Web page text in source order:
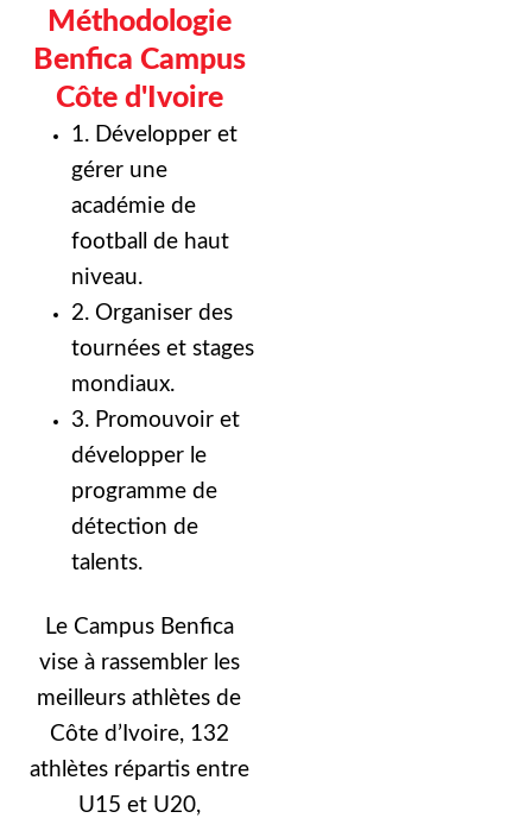
Méthodologie
Benfica Campus
Côte d'Ivoire
1. Développer et
gérer une
académie de
football de haut
niveau.
2. Organiser des
tournées et stages
mondiaux.
3. Promouvoir et
développer le
programme de
détection de
talents.
Le Campus Benfica
vise à rassembler les
meilleurs athlètes de
Côte d’Ivoire, 132
athlètes répartis entre
U15 et U20,